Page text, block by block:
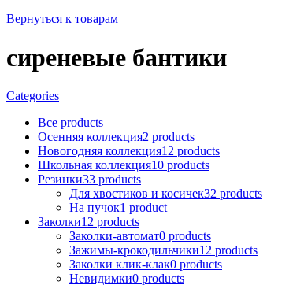
Вернуться к товарам
сиреневые бантики
Categories
Все products
Осенняя коллекция2 products
Новогодняя коллекция12 products
Школьная коллекция10 products
Резинки33 products
Для хвостиков и косичек32 products
На пучок1 product
Заколки12 products
Заколки-автомат0 products
Зажимы-крокодильчики12 products
Заколки клик-клак0 products
Невидимки0 products